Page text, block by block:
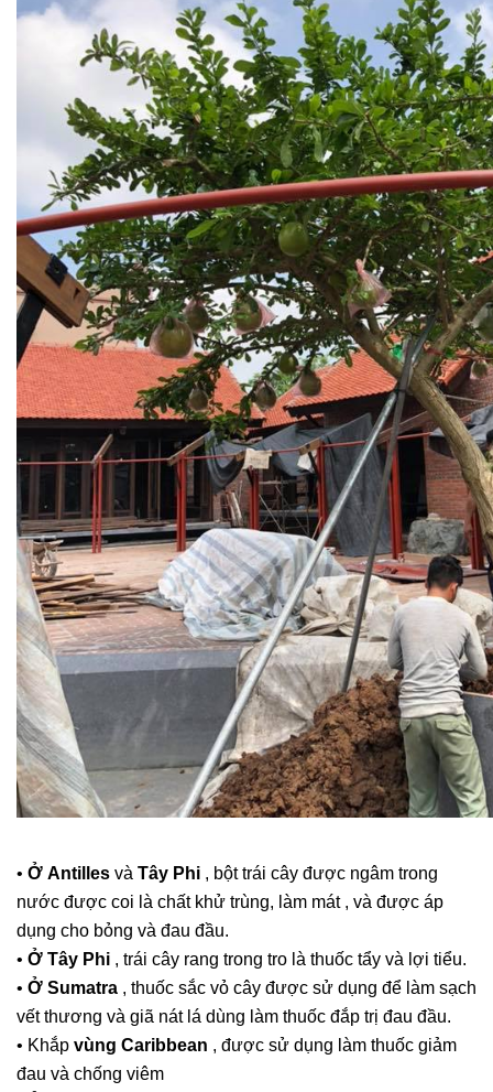
• Ở Antilles và Tây Phi , bột trái cây được ngâm trong
nước được coi là chất khử trùng, làm mát , và được áp
dụng cho bỏng và đau đầu.
• Ở Tây Phi , trái cây rang trong tro là thuốc tẩy và lợi tiểu.
• Ở Sumatra , thuốc sắc vỏ cây được sử dụng để làm sạch
vết thương và giã nát lá dùng làm thuốc đắp trị đau đầu.
• Khắp vùng Caribbean , được sử dụng làm thuốc giảm
đau và chống viêm